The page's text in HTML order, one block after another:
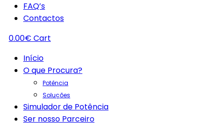
FAQ’s
Contactos
0.00€ Cart
Início
O que Procura?
Potência
Soluções
Simulador de Potência
Ser nosso Parceiro